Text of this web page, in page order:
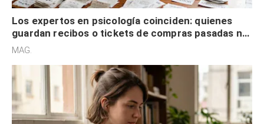
Los expertos en psicología coinciden: quienes
guardan recibos o tickets de compras pasadas no
son acumuladores, sino que tienen necesidad de
MAG.